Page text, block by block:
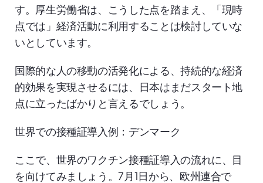
す。厚生労働省は、こうした点を踏まえ、「現時
点では」経済活動に利用することは検討していな
いとしています。
国際的な人の移動の活発化による、持続的な経済
的効果を実現させるには、日本はまだスタート地
点に立ったばかりと言えるでしょう。
世界での接種証導入例：デンマーク
ここで、世界のワクチン接種証導入の流れに、目
を向けてみましょう。7月1日から、欧州連合で